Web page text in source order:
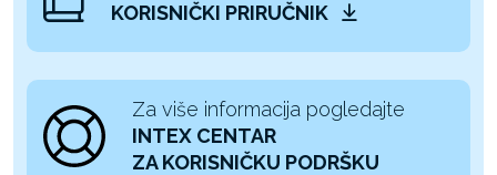
KORISNIČKI PRIRUČNIK
Za više informacija pogledajte
INTEX CENTAR
ZA KORISNIČKU PODRŠKU